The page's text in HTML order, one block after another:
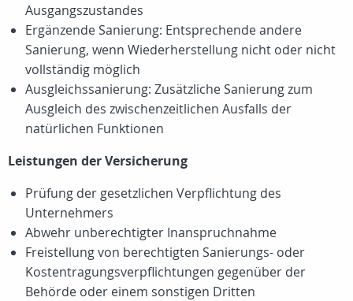
Ausgangszustandes
Ergänzende Sanierung: Entsprechende andere
Sanierung, wenn Wiederherstellung nicht oder nicht
vollständig möglich
Ausgleichssanierung: Zusätzliche Sanierung zum
Ausgleich des zwischenzeitlichen Ausfalls der
natürlichen Funktionen
Leistungen der Versicherung
Prüfung der gesetzlichen Verpflichtung des
Unternehmers
Abwehr unberechtigter Inanspruchnahme
Freistellung von berechtigten Sanierungs- oder
Kostentragungsverpflichtungen gegenüber der
Behörde oder einem sonstigen Dritten